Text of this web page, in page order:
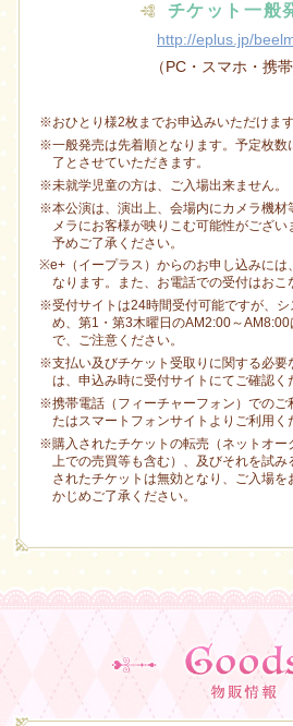
チケット一般
http://eplus.jp/
（PC・スマホ・携帯
※おひとり様2枚までお申込みいただけます
※一般発売は先着順となります。予定枚数
了とさせていただきます。
※未就学児童の方は、ご入場出来ません。
※本公演は、演出上、会場内にカメラ機材
メラにお客様が映りこむ可能性がござい
予めご了承ください。
※e+（イープラス）からのお申し込みには
なります。また、お電話での受付はおこ
※受付サイトは24時間受付可能ですが、シ
め、第1・第3木曜日のAM2:00～
で、ご注意ください。
※支払い及びチケット受取りに関する必要
は、申込み時に受付サイトにてご確認く
※携帯電話（フィーチャーフォン）でのご
たはスマートフォンサイトよりご利用く
※購入されたチケットの転売（ネットオー
上での売買等も含む）、及びそれを試
されたチケットは無効となり、ご入場を
かじめご了承ください。